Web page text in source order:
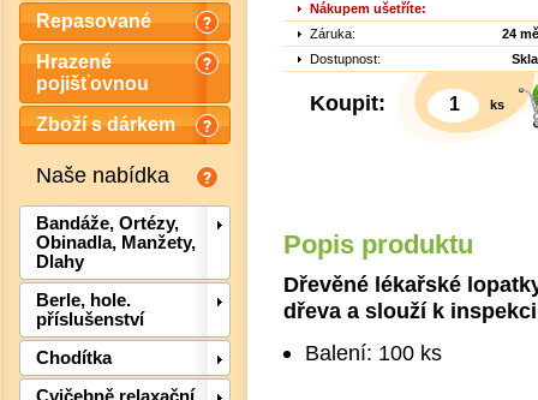
Repasované
Hrazené
pojišťovnou
Zboží s dárkem
Naše nabídka
Bandáže, Ortézy,
Obinadla, Manžety,
Dlahy
Berle, hole.
příslušenství
Chodítka
Nákupem ušetříte:
Záruka:
24
Dostupnost:
Koupit: ks
Popis produktu
Dřevěné lékařské
dřeva a slouží k
Balení: 100 ks